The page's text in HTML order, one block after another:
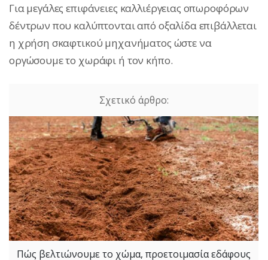
Για μεγάλες επιφάνειες καλλιέργειας οπωροφόρων
δέντρων που καλύπτονται από οξαλίδα επιβάλλεται
η χρήση σκαφτικού μηχανήματος ώστε να
οργώσουμε το χωράφι ή τον κήπο.
Πώς βελτιώνουμε το χώμα, προετοιμασία εδάφους